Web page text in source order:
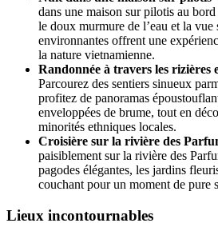
dans une maison sur pilotis au
le doux murmure de l’eau et la vue
environnantes offrent une
la nature vietnamienne.
Randonnée à travers les rizières
Parcourez des sentiers sinueux
profitez de panoramas
enveloppées de brume, tout en
minorités ethniques locales.
Croisière sur la rivière des
paisiblement sur la rivière des
pagodes élégantes, les jardins
couchant pour un moment de pure
Lieux incontournables